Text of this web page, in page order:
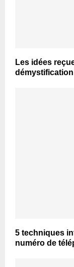
Les idées
5 techniques
numéro de